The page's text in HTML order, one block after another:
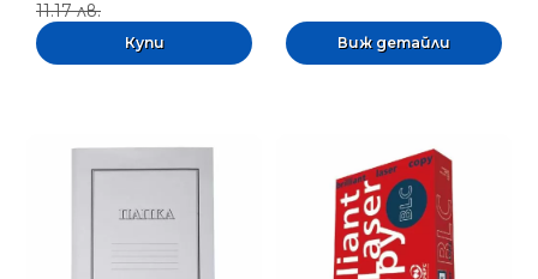
11.17 лв.
Виж детайли